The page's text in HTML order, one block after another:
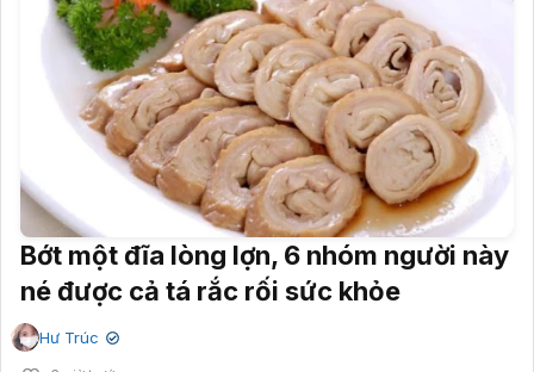
Bớt một đĩa lòng lợn, 6 nhóm người này
né được cả tá rắc rối sức khỏe
Hư Trúc ✔